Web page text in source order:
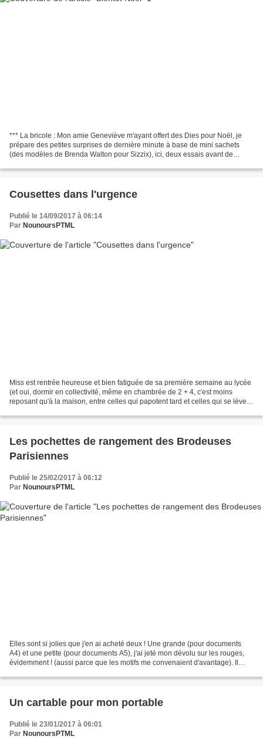
*** La bricole : Mon amie Geneviève m'ayant offert des Dies pour Noël, je
prépare des petites surprises de dernière minute à base de mini sachets
(des modèles de Brenda Walton pour Sizzix), ici, deux essais avant de
Cousettes dans l'urgence
Publié le 14/09/2017 à 06:14
Par NounoursPTML
Miss est rentrée heureuse et bien fatiguée de sa première semaine au lycée
(et oui, dormir en collectivité, même en chambrée de 2 + 4, c'est moins
reposant qu'à la maison, entre celles qui papotent tard et celles qui se lèvent
Les pochettes de rangement des Brodeuses
Parisiennes
Publié le 25/02/2017 à 06:12
Par NounoursPTML
Elles sont si jolies que j'en ai acheté deux ! Une grande (pour documents
A4) et une petite (pour documents A5), j'ai jeté mon dévolu sur les rouges,
évidemment ! (aussi parce que les motifs me convenaient d'avantage). Il
Un cartable pour mon portable
Publié le 23/01/2017 à 06:01
Par NounoursPTML